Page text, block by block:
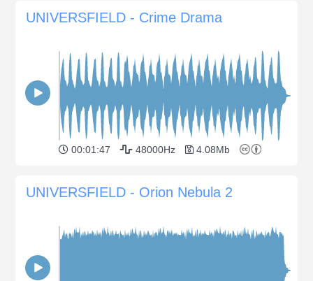
UNIVERSFIELD - Crime Drama
00:01:47 48000Hz 4.08Mb
UNIVERSFIELD - Orion Nebula 2